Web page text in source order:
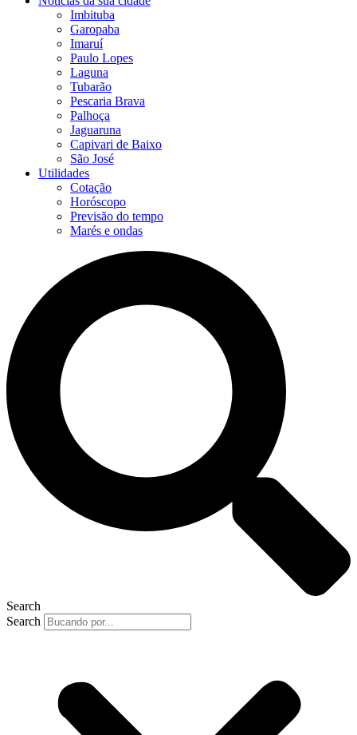
Imbituba
Garopaba
Imaruí
Paulo Lopes
Laguna
Tubarão
Pescaria Brava
Palhoça
Jaguaruna
Capivari de Baixo
São José
Utilidades
Cotação
Horóscopo
Previsão do tempo
Marés e ondas
Search
Search